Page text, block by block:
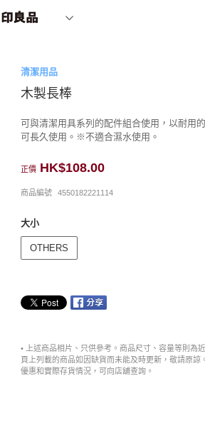
清潔用品
木製長棒
可與清潔用具系列的配件組合使用，以耐用
可長久使用。※不適合濕水使用。
正價 HK$108.00
商品編號 4550182221114
大小
OTHERS
• 上述商品相片、只供參考。商品尺寸、容量等則為
頁上列載的商品如因缺貨而未能及時更新，敬請原諒
優惠和實際存貨情況，可向店舖查詢。